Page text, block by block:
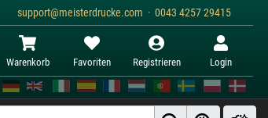
support@meisterdrucke.com · 0043 4257 29415
Warenkorb Favoriten Registrieren Login